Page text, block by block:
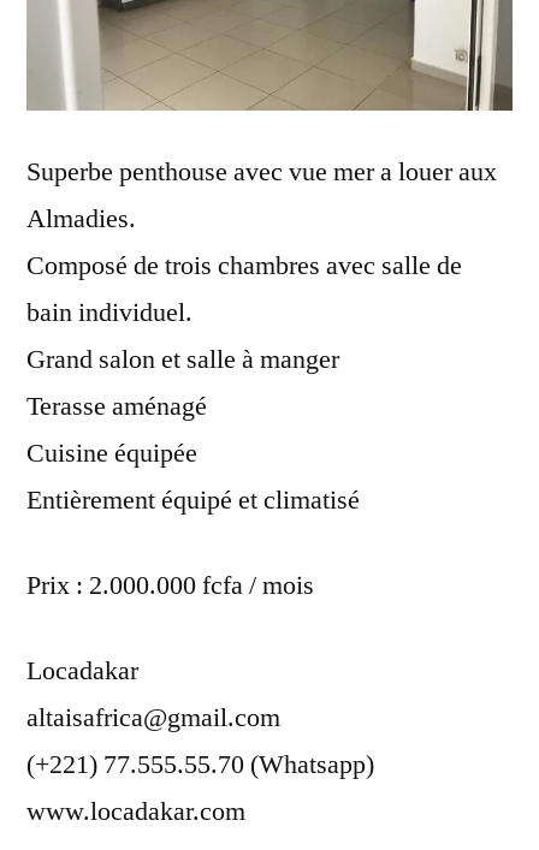
Superbe penthouse avec vue mer a louer aux
Almadies.
Composé de trois chambres avec salle de
bain individuel.
Grand salon et salle à manger
Terasse aménagé
Cuisine équipée
Entièrement équipé et climatisé
Prix : 2.000.000 fcfa / mois
Locadakar
altaisafrica@gmail.com
(+221) 77.555.55.70 (Whatsapp)
www.locadakar.com